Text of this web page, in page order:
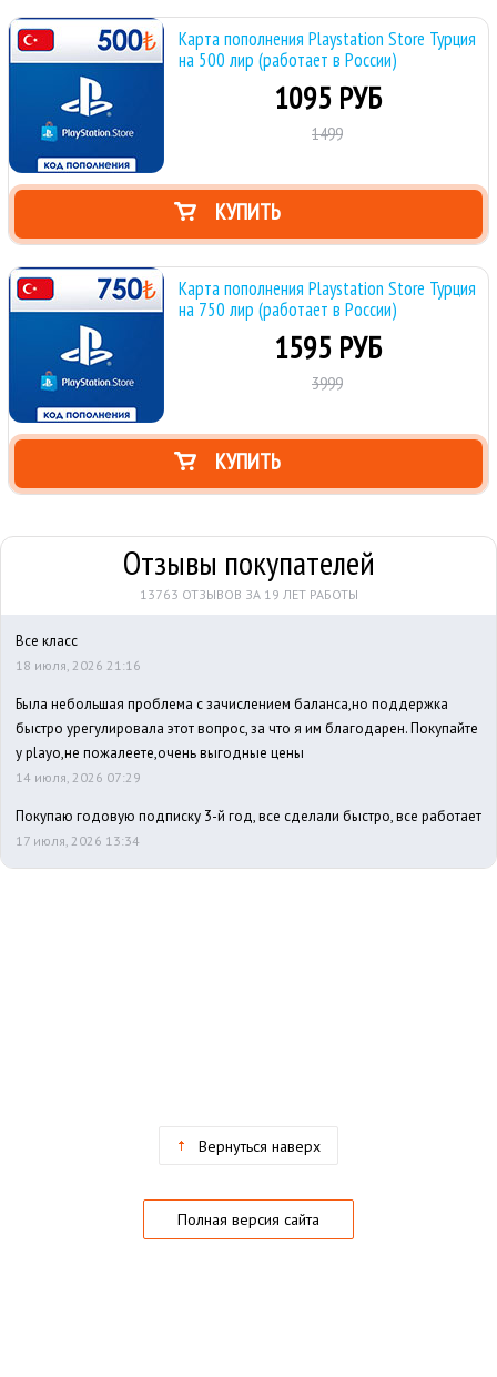
Карта пополнения Playstation Store Турция
на 500 лир (работает в России)
1095 РУБ
1499
КУПИТЬ
Карта пополнения Playstation Store Турция
на 750 лир (работает в России)
1595 РУБ
3999
КУПИТЬ
Отзывы покупателей
13763 ОТЗЫВОВ ЗА 19 ЛЕТ РАБОТЫ
Все класс
18 июля, 2026 21:16
Была небольшая проблема с зачислением баланса,но поддержка
быстро урегулировала этот вопрос, за что я им благодарен. Покупайте
у playo,не пожалеете,очень выгодные цены
14 июля, 2026 07:29
Покупаю годовую подписку 3-й год, все сделали быстро, все работает
17 июля, 2026 13:34
Вернуться наверх
Полная версия сайта